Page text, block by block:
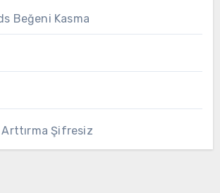
Beğeni Kasma
Şifresiz